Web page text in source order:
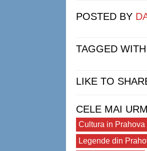
POSTED BY
TAGGED WITH
LIKE TO
CELE MAI
Cultura in Prahova
Legende din